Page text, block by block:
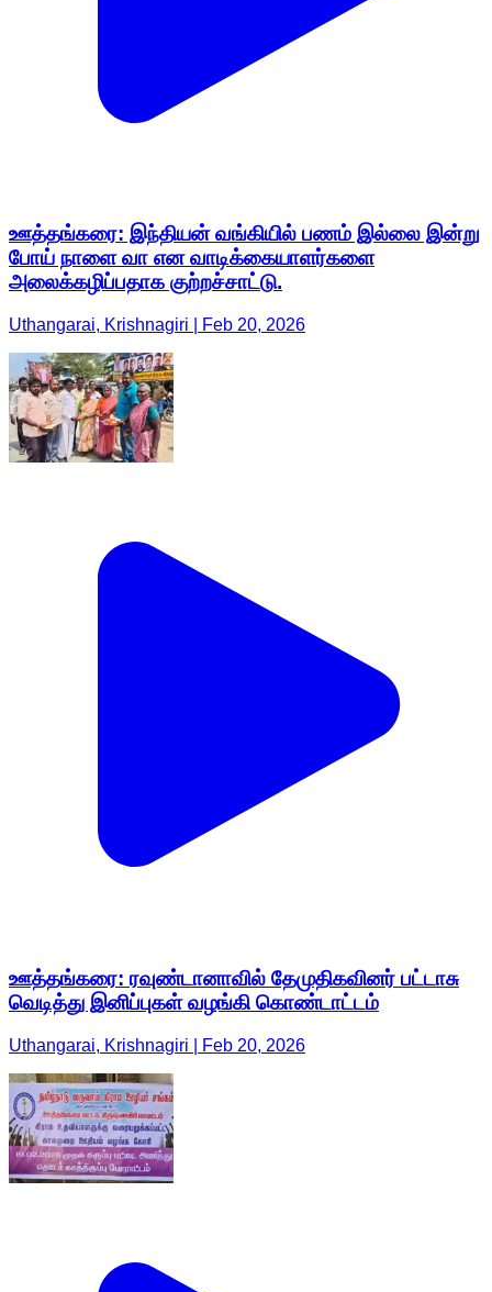
ஊத்தங்கரை: இந்தியன் வங்கியில் பணம் இல்லை இன்று
போய் நாளை வா என வாடிக்கையாளர்களை
அலைக்கழிப்பதாக குற்றச்சாட்டு.
Uthangarai, Krishnagiri | Feb 20, 2026
ஊத்தங்கரை: ரவுண்டானாவில் தேமுதிகவினர் பட்டாசு
வெடித்து இனிப்புகள் வழங்கி கொண்டாட்டம்
Uthangarai, Krishnagiri | Feb 20, 2026